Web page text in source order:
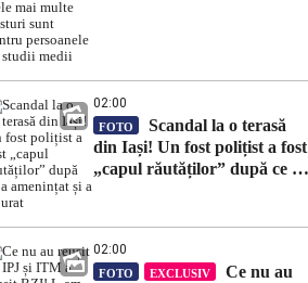
02:00
FOTO
Scandal la o terasă
din Iași! Un fost polițist a fost
„capul răutăților” după ce a
02:00
FOTO EXCLUSIV
Ce nu au